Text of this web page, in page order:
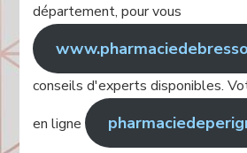
département, pour vous
conseils d'experts disponibles.
en ligne